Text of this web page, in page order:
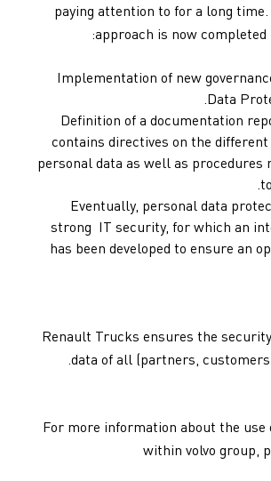
paying attention to for a long
approach is now completed
Implementation of new
Data
Definition of a documentation
contains directives on the
personal data as well as procedures
Eventually, personal data
strong IT security, for which an
has been developed to ensure an
Renault Trucks ensures the
data of all (partners, customers
For more information about the use
within volvo group,